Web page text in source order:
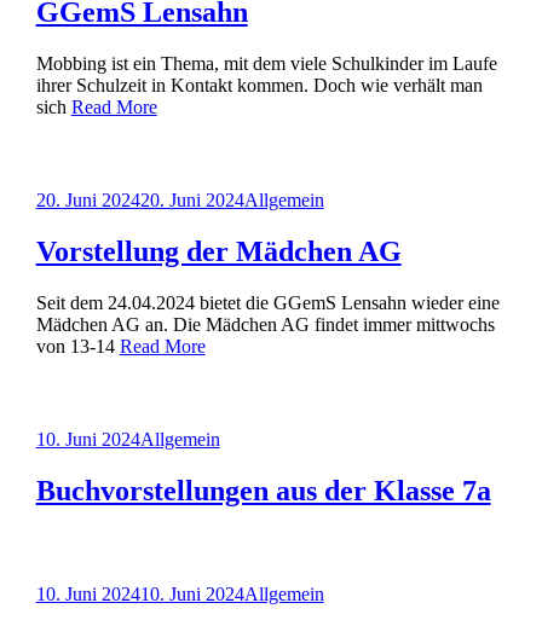
GGemS Lensahn
Mobbing ist ein Thema, mit dem viele Schulkinder im Laufe
ihrer Schulzeit in Kontakt kommen. Doch wie verhält man
sich Read More
Posted
20. Juni 202420. Juni 2024Allgemein
Vorstellung der Mädchen AG
Seit dem 24.04.2024 bietet die GGemS Lensahn wieder eine
Mädchen AG an. Die Mädchen AG findet immer mittwochs
von 13-14 Read More
Posted
10. Juni 2024Allgemein
Buchvorstellungen aus der Klasse 7a
Posted
10. Juni 202410. Juni 2024Allgemein